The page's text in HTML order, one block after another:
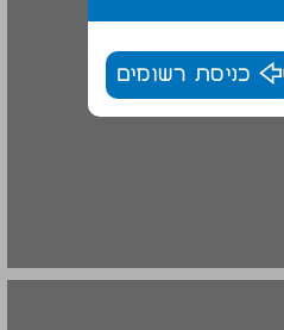
כניסת רשומים